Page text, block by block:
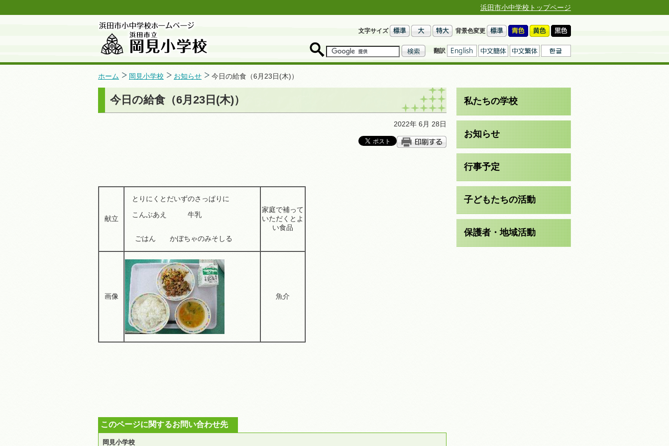
浜田市小中学校トップページ
文字サイズ 背景色変更
翻訳
ホーム 岡見小学校 お知らせ 今日の給食（6月23日(木)）
今日の給食（6月23日(木)）
2022年 6月 28日
献立
とりにくとだいずのさっぱりに
こんぶあえ 牛乳
ごはん かぼちゃのみそしる
家庭で補って
いただくとよ
い食品
画像 魚介
このページに関するお問い合わせ先
岡見小学校
私たちの学校
お知らせ
行事予定
子どもたちの活動
保護者・地域活動